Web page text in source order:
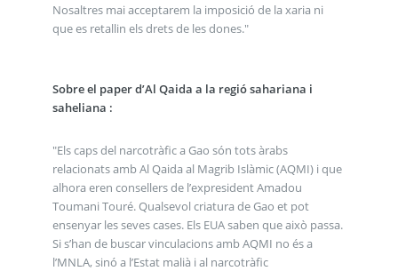
Nosaltres mai acceptarem la imposició de la xaria ni
que es retallin els drets de les dones."
Sobre el paper d’Al Qaida a la regió sahariana i
saheliana :
"Els caps del narcotràfic a Gao són tots àrabs
relacionats amb Al Qaida al Magrib Islàmic (AQMI) i que
alhora eren consellers de l’expresident Amadou
Toumani Touré. Qualsevol criatura de Gao et pot
ensenyar les seves cases. Els EUA saben que això passa.
Si s’han de buscar vinculacions amb AQMI no és a
l’MNLA, sinó a l’Estat malià i al narcotràfic